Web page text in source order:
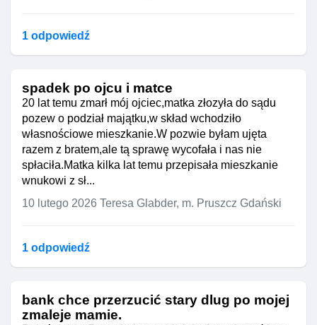
1 odpowiedź
spadek po ojcu i matce
20 lat temu zmarł mój ojciec,matka złozyła do sądu
pozew o podział majątku,w skład wchodziło
własnościowe mieszkanie.W pozwie byłam ujęta
razem z bratem,ale tą sprawę wycofała i nas nie
spłaciła.Matka kilka lat temu przepisała mieszkanie
wnukowi z sł...
10 lutego 2026 Teresa Glabder, m. Pruszcz Gdański
1 odpowiedź
bank chce przerzucić stary dlug po mojej
zmaleje mamie.